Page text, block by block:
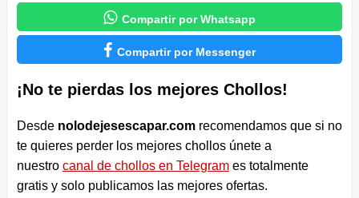
 Compartir por Whatsapp
 Compartir por Messenger
¡No te pierdas los mejores Chollos!
Desde nolodejesescapar.comrecomendamos que si no
te quieres perder los mejores chollos únete a
nuestro canal de chollos en Telegrames totalmente
gratis y solo publicamos las mejores ofertas.